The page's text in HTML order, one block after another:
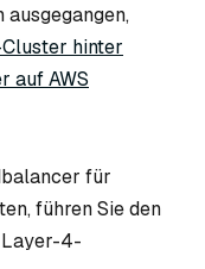
hinter
auf AWS
für
führen Sie den
Layer-4-